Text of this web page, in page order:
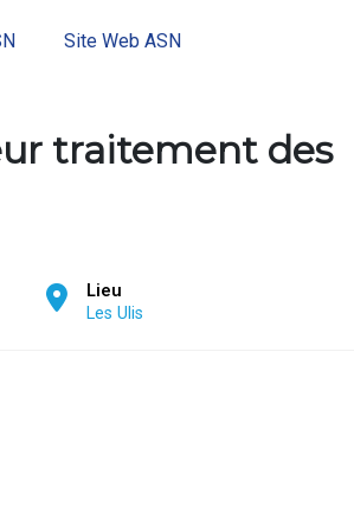
Site Web ASN
traitement des
Lieu
Les Ulis